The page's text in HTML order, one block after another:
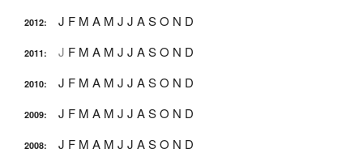
2012: J F M A M J J ASO N D
2011: J F M A M J J ASO N D
2010: J F M A M J J ASO N D
2009: J F M A M J J ASO N D
2008: J F M A M J J ASO N D